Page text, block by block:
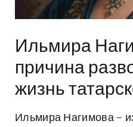
Ильмира
причина
жизнь
Ильмира Нагимова –